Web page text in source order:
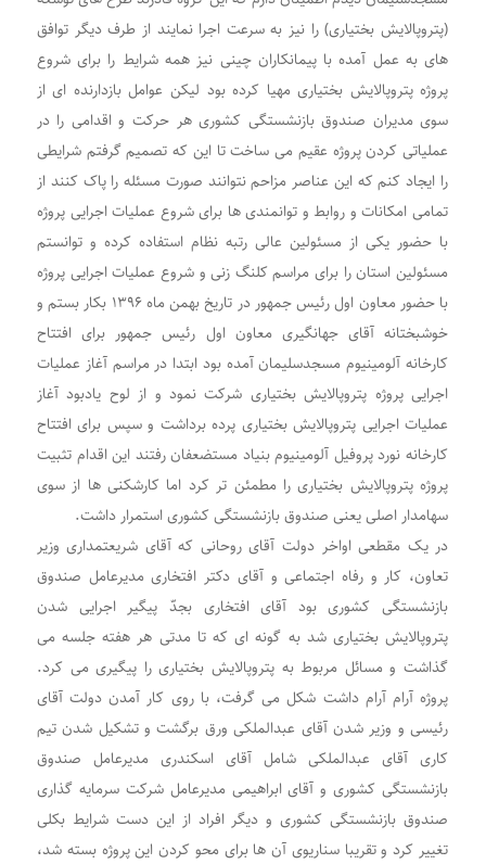
(پتروپالایش بختیاری) را نیز به سرعت اجرا نمایند از طرف دیگر توافق
های به عمل آمده با پیمانکاران چینی نیز همه شرایط را برای شروع
پروژه پتروپالایش بختیاری مهیا کرده بود لیکن عوامل بازدارنده ای از
سوی مدیران صندوق بازنشستگی کشوری هر حرکت و اقدامی را در
عملیاتی کردن پروژه عقیم می ساخت تا این که تصمیم گرفتم شرایطی
را ایجاد کنم که این عناصر مزاحم نتوانند صورت مسئله را پاک کنند از
تمامی امکانات و روابط و توانمندی ها برای شروع عملیات اجرایی پروژه
با حضور یکی از مسئولین عالی رتبه نظام استفاده کرده و توانستم
مسئولین استان را برای مراسم کلنگ زنی و شروع عملیات اجرایی پروژه
با حضور معاون اول رئیس جمهور در تاریخ بهمن ماه ۱۳۹۶ بکار بستم و
خوشبختانه آقای جهانگیری معاون اول رئیس جمهور برای افتتاح
کارخانه آلومینیوم مسجدسلیمان آمده بود ابتدا در مراسم آغاز عملیات
اجرایی پروژه پتروپالایش بختیاری شرکت نمود و از لوح یادبود آغاز
عملیات اجرایی پتروپالایش بختیاری پرده برداشت و سپس برای افتتاح
کارخانه نورد پروفیل آلومینیوم بنیاد مستضعفان رفتند این اقدام تثبیت
پروژه پتروپالایش بختیاری را مطمئن تر کرد اما کارشکنی ها از سوی
سهامدار اصلی یعنی صندوق بازنشستگی کشوری استمرار داشت.
در یک مقطعی اواخر دولت آقای روحانی که آقای شریعتمداری وزیر
تعاون، کار و رفاه اجتماعی و آقای دکتر افتخاری مدیرعامل صندوق
بازنشستگی کشوری بود آقای افتخاری بجدّ پیگیر اجرایی شدن
پتروپالایش بختیاری شد به گونه ای که تا مدتی هر هفته جلسه می
گذاشت و مسائل مربوط به پتروپالایش بختیاری را پیگیری می کرد.
پروژه آرام آرام داشت شکل می گرفت، با روی کار آمدن دولت آقای
رئیسی و وزیر شدن آقای عبدالملکی ورق برگشت و تشکیل شدن تیم
کاری آقای عبدالملکی شامل آقای اسکندری مدیرعامل صندوق
بازنشستگی کشوری و آقای ابراهیمی مدیرعامل شرکت سرمایه گذاری
صندوق بازنشستگی کشوری و دیگر افراد از این دست شرایط بکلی
تغییر کرد و تقریبا سناریوی آن ها برای محو کردن این پروژه بسته شد،